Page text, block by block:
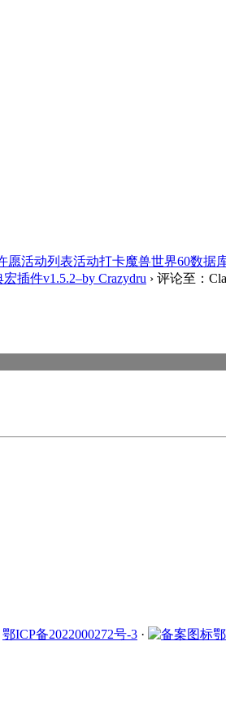
愿活动列表活动打卡魔兽世界60数据
插件v1.5.2–by Crazydru › 评论至：
鄂ICP备2022000272号-3 ·